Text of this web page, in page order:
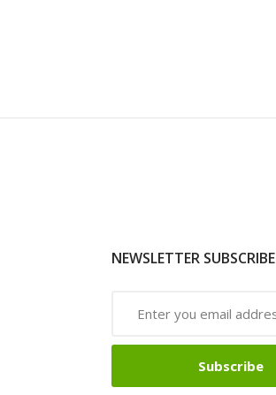
NEWSLETTER SUBSCRIBE
Subscribe